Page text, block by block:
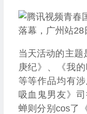
当天活动的主题
庚纪》、《我
等等作品均有
吸血鬼男友》
蝉则分别cos了